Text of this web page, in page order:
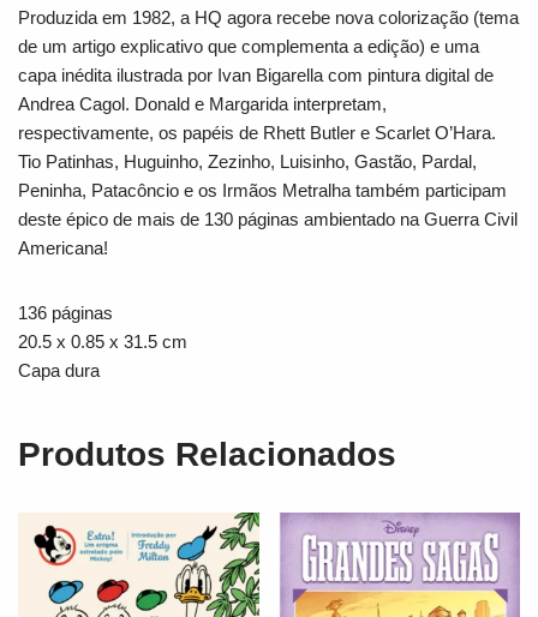
Produzida em 1982, a HQ agora recebe nova colorização (tema
de um artigo explicativo que complementa a edição) e uma
capa inédita ilustrada por Ivan Bigarella com pintura digital de
Andrea Cagol. Donald e Margarida interpretam,
respectivamente, os papéis de Rhett Butler e Scarlet O’Hara.
Tio Patinhas, Huguinho, Zezinho, Luisinho, Gastão, Pardal,
Peninha, Patacôncio e os Irmãos Metralha também participam
deste épico de mais de 130 páginas ambientado na Guerra Civil
Americana!
136 páginas
20.5 x 0.85 x 31.5 cm
Capa dura
Produtos Relacionados